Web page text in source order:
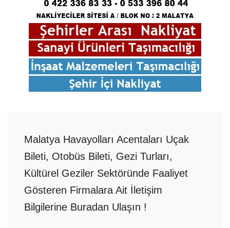
Malatya Havayolları Acentaları Uçak
Bileti, Otobüs Bileti, Gezi Turları,
Kültürel Geziler Sektöründe Faaliyet
Gösteren Firmalara Ait İletişim
Bilgilerine Buradan Ulaşın !